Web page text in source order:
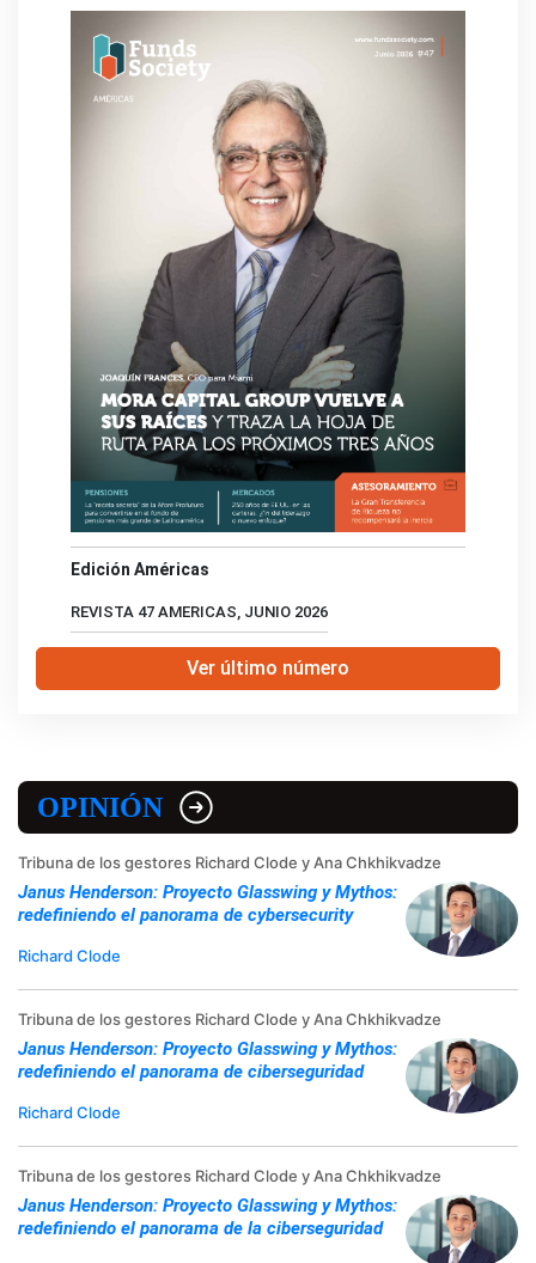
Edición Américas
REVISTA 47 AMERICAS, JUNIO 2026
Ver último número
OPINIÓN
Tribuna de los gestores Richard Clode y Ana Chkhikvadze
Janus Henderson: Proyecto Glasswing y Mythos:
redefiniendo el panorama de cybersecurity
Richard Clode
Tribuna de los gestores Richard Clode y Ana Chkhikvadze
Janus Henderson: Proyecto Glasswing y Mythos:
redefiniendo el panorama de ciberseguridad
Richard Clode
Tribuna de los gestores Richard Clode y Ana Chkhikvadze
Janus Henderson: Proyecto Glasswing y Mythos:
redefiniendo el panorama de la ciberseguridad